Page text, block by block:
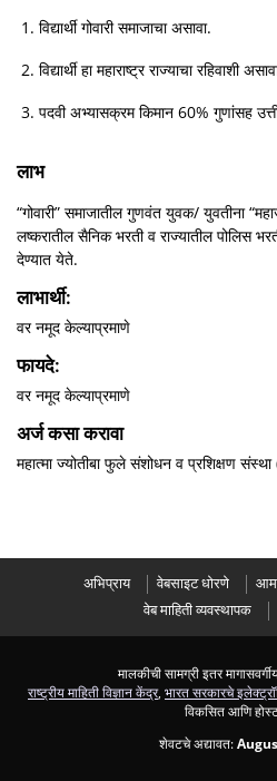
विद्या‍र्थी गोवारी समाजाचा असावा.
विद्यार्थी हा महाराष्ट्र राज्याचा रहिवाशी
पदवी अभ्यासक्रम किमान 60% गुणांसह
लाभ
“गोवारी” समाजातील गुणवंत युवक/ युवतीना
लष्करातील सैनिक भरती व राज्यातील पोलिस
देण्यात येते.
लाभार्थी:
वर नमूद केल्याप्रमाणे
फायदे:
वर नमूद केल्याप्रमाणे
अर्ज कसा करावा
महात्मा ज्योतीबा फुले संशोधन व प्रशिक्षण संस्था
अभिप्राय वेबसाइट धोरणे
वेब माहिती व्यवस्थापक
मालकीची सामग्री इतर
राष्ट्रीय माहिती विज्ञान केंद्र, भारत सरकारचे
विकसित आणि
शेवटचे अद्यावत: